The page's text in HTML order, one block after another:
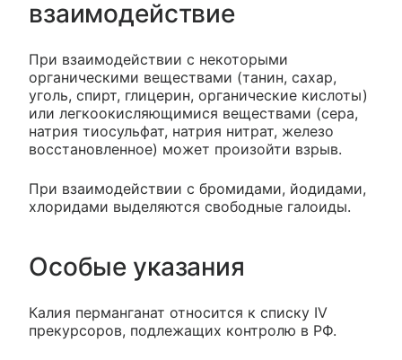
взаимодействие
При взаимодействии с некоторыми
органическими веществами (танин, сахар,
уголь, спирт, глицерин, органические кислоты)
или легкоокисляющимися веществами (сера,
натрия тиосульфат, натрия нитрат, железо
восстановленное) может произойти взрыв.
При взаимодействии с бромидами, йодидами,
хлоридами выделяются свободные галоиды.
Особые указания
Калия перманганат относится к списку IV
прекурсоров, подлежащих контролю в РФ.